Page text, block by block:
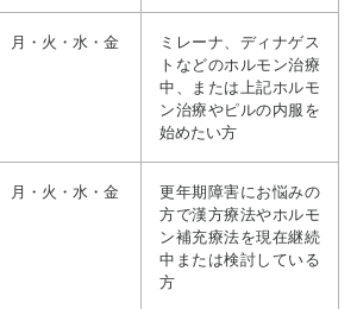
月・火・水・金
ミレーナ、ディナゲス
ト などのホルモン治療
中、または 上記ホルモ
ン治療やピルの内服を
始めたい方
月・火・水・金
更年期障害にお悩みの
方で漢方療法やホルモ
ン補充療法を現在継続
中または検討している
方